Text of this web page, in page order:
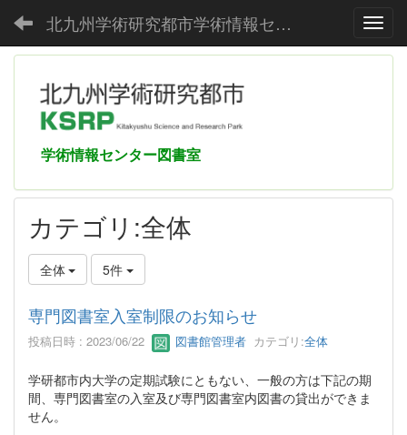
北九州学術研究都市学術情報センター
学術情報センター図書室
カテゴリ:全体
全体 5件
専門図書室入室制限のお知らせ
投稿日時 : 2023/06/22 図書館管理者 カテゴリ:全体
学研都市内大学の定期試験にともない、一般の方は下記の期
間、専門図書室の入室及び専門図書室内図書の貸出ができま
せん。